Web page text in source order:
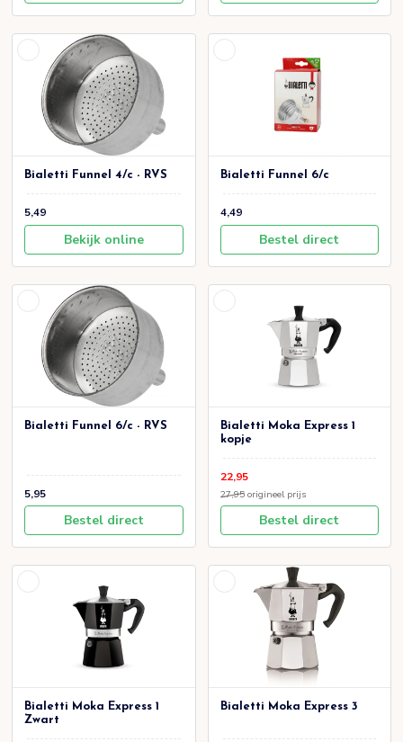
Bialetti Funnel 4/c - RVS
5,49
Bekijk online
Bialetti Funnel 6/c
4,49
Bestel direct
Bialetti Funnel 6/c - RVS
5,95
Bestel direct
Bialetti Moka Express 1
kopje
22,95
27,95origineel prijs
Bestel direct
Bialetti Moka Express 1
Zwart
Bialetti Moka Express 3